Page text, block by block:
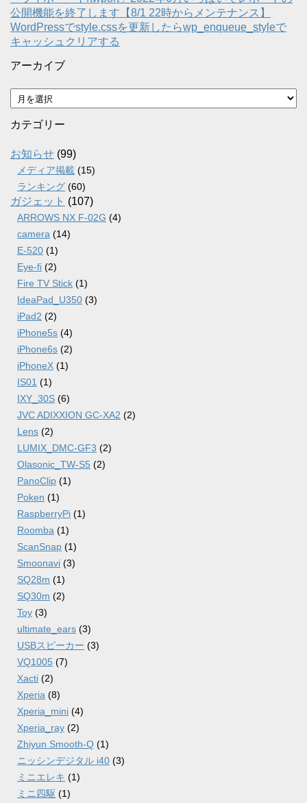
公開機能を終了します【8/1 22時からメンテナンス】
WordPressでstyle.cssを更新したらwp_enqueue_styleで
キャッシュクリアする
アーカイブ
ア
ー
カ
ブ
カテゴリー
お知らせ (99)
メディア掲載 (15)
ランキング (60)
ガジェット (107)
ARROWS NX F-02G (4)
camera (14)
E-520 (1)
Eye-fi (2)
Fire TV Stick (1)
IdeaPad_U350 (3)
iPad2 (2)
iPhone5s (4)
iPhone6s (2)
iPhoneX (1)
IS01 (1)
IXY_30S (6)
JVC ADIXXION GC-XA2 (2)
Lens (2)
LUMIX_DMC-GF3 (2)
Olasonic_TW-S5 (2)
PanoClip (1)
Poken (1)
RaspberryPi (1)
Roomba (1)
ScanSnap (1)
Smoonavi (3)
SQ28m (1)
SQ30m (2)
Toy (3)
ultimate_ears (3)
USBスピーカー (3)
VQ1005 (7)
Xacti (2)
Xperia (8)
Xperia_mini (4)
Xperia_ray (2)
Zhiyun Smooth-Q (1)
ニッシンデジタル i40 (3)
ミニエレキ (1)
ミニ四駆 (1)